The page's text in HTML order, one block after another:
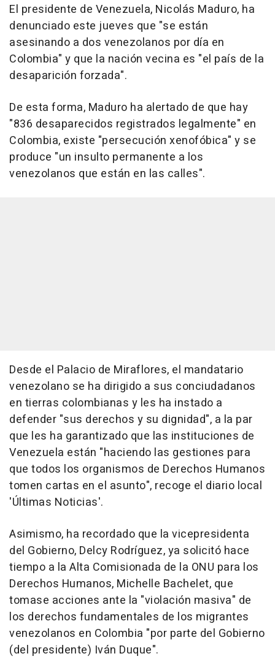
El presidente de Venezuela, Nicolás Maduro, ha
denunciado este jueves que "se están
asesinando a dos venezolanos por día en
Colombia" y que la nación vecina es "el país de la
desaparición forzada".
De esta forma, Maduro ha alertado de que hay
"836 desaparecidos registrados legalmente" en
Colombia, existe "persecución xenofóbica" y se
produce "un insulto permanente a los
venezolanos que están en las calles".
Desde el Palacio de Miraflores, el mandatario
venezolano se ha dirigido a sus conciudadanos
en tierras colombianas y les ha instado a
defender "sus derechos y su dignidad", a la par
que les ha garantizado que las instituciones de
Venezuela están "haciendo las gestiones para
que todos los organismos de Derechos Humanos
tomen cartas en el asunto", recoge el diario local
'Últimas Noticias'.
Asimismo, ha recordado que la vicepresidenta
del Gobierno, Delcy Rodríguez, ya solicitó hace
tiempo a la Alta Comisionada de la ONU para los
Derechos Humanos, Michelle Bachelet, que
tomase acciones ante la "violación masiva" de
los derechos fundamentales de los migrantes
venezolanos en Colombia "por parte del Gobierno
(del presidente) Iván Duque".